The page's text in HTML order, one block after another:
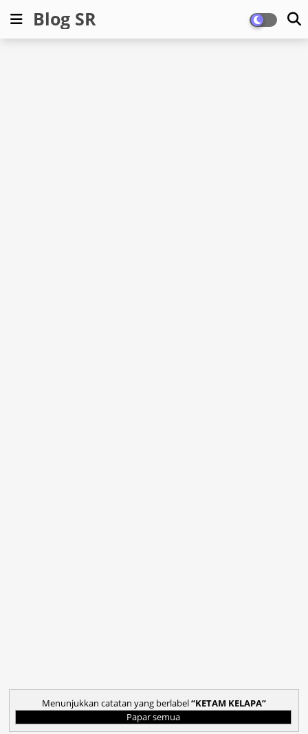
Blog SR
Menunjukkan catatan yang berlabel KETAM KELAPA
Papar semua